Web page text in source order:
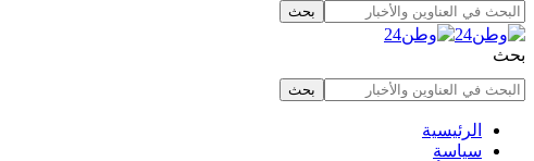
بحث
الرئيسية
سياسة